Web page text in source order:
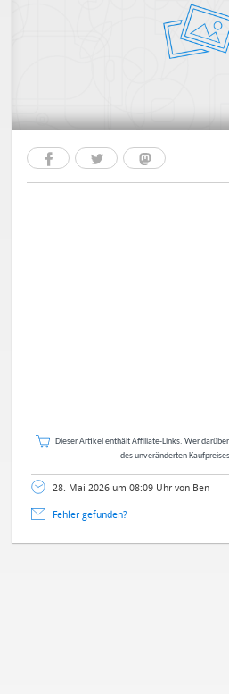
Dieser Artikel enthält Affiliate-Links. Wer
des unveränderten
28. Mai 2026 um 08:09 Uhr von Ben
Fehler gefunden?